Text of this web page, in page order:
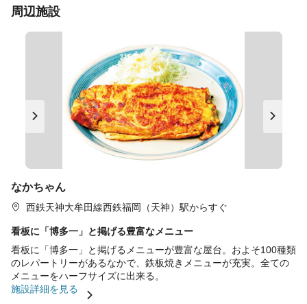
周辺施設
なかちゃん
西鉄天神大牟田線西鉄福岡（天神）駅からすぐ
看板に「博多一」と掲げる豊富なメニュー
看板に「博多一」と掲げるメニューが豊富な屋台。およそ100種類
のレパートリーがあるなかで、鉄板焼きメニューが充実。全ての
メニューをハーフサイズに出来る。
施設詳細を見る